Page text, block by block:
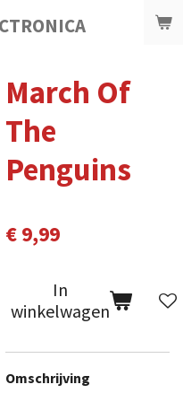
March Of
The
Penguins
€ 9,99
In
winkelwagen
Omschrijving